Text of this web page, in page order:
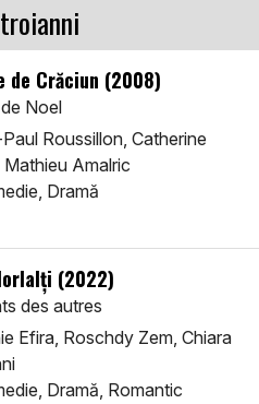
de Crăciun (2008)
Noel
Roussillon, Catherine
Amalric
Dramă
(2022)
des autres
Efira, Roschdy Zem, Chiara
Dramă, Romantic